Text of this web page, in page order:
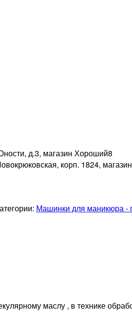
д.3, магазин Хороший8
корп. 1824,
Машинки для маникюра -
маслу , в технике